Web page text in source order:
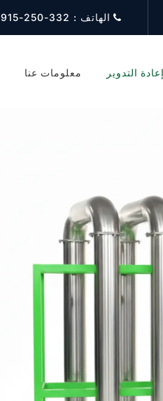
الهاتف : 332-250-1915
التدوير معلومات عنا